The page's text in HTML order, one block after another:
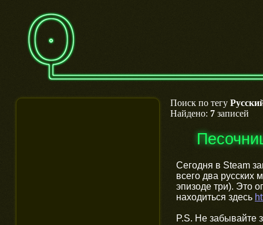
Поиск по тегу
Найдено: 7 записей
Сегодня в Steam
всего два
эпизоде три). Это
находиться здесь
P.S. Не забывайте